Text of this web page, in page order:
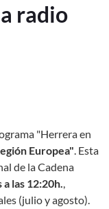
radio
"Herrera en
Europea". Esta
de la Cadena
a las 12:20h.,
(julio y agosto).